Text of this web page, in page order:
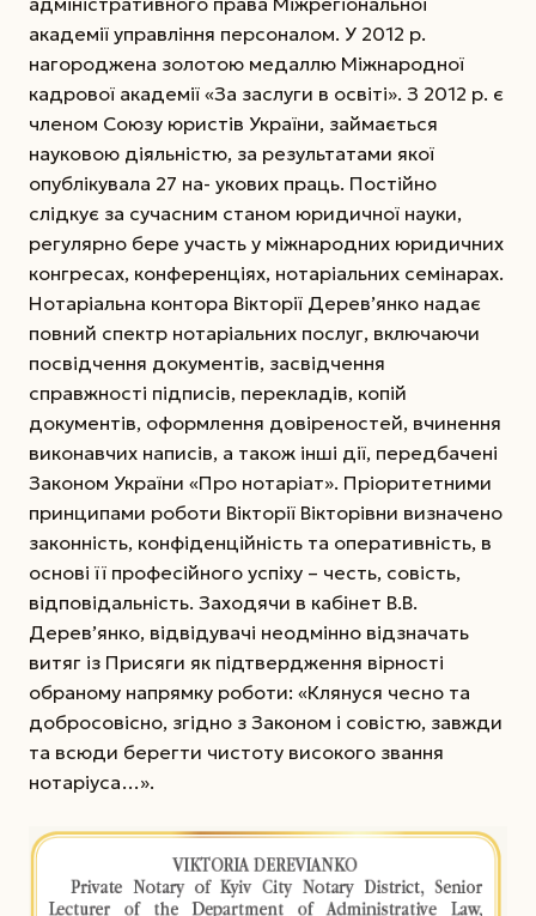
академії управління персоналом. У 2012 р.
нагороджена золотою медаллю Міжнародної
кадрової академії «За заслуги в освіті». З 2012 р. є
членом Союзу юристів України, займається
науковою діяльністю, за результатами якої
опублікувала 27 на- укових праць. Постійно
слідкує за сучасним станом юридичної науки,
регулярно бере участь у міжнародних юридичних
конгресах, конференціях, нотаріальних семінарах.
Нотаріальна контора Вікторії Дерев’янко надає
повний спектр нотаріальних послуг, включаючи
посвідчення документів, засвідчення
справжності підписів, перекладів, копій
документів, оформлення довіреностей, вчинення
виконавчих написів, а також інші дії, передбачені
Законом України «Про нотаріат». Пріоритетними
принципами роботи Вікторії Вікторівни визначено
законність, конфіденційність та оперативність, в
основі її професійного успіху – честь, совість,
відповідальність. Заходячи в кабінет В.В.
Дерев’янко, відвідувачі неодмінно відзначать
витяг із Присяги як підтвердження вірності
обраному напрямку роботи: «Клянуся чесно та
добросовісно, згідно з Законом і совістю, завжди
та всюди берегти чистоту високого звання
нотаріуса…».